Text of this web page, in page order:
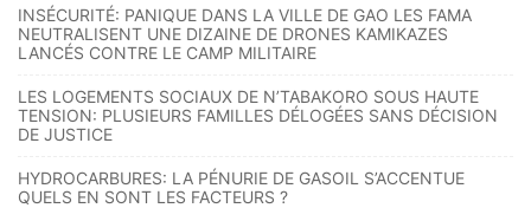
INSÉCURITÉ: PANIQUE DANS LA VILLE DE GAO LES FAMA
NEUTRALISENT UNE DIZAINE DE DRONES KAMIKAZES
LANCÉS CONTRE LE CAMP MILITAIRE
LES LOGEMENTS SOCIAUX DE N’TABAKORO SOUS HAUTE
TENSION: PLUSIEURS FAMILLES DÉLOGÉES SANS DÉCISION
DE JUSTICE
HYDROCARBURES: LA PÉNURIE DE GASOIL S’ACCENTUE
QUELS EN SONT LES FACTEURS ?